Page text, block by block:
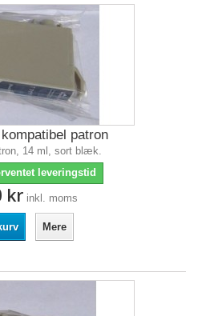
patron
14 ml, sort blæk.
leveringstid
kr inkl. moms
Mere